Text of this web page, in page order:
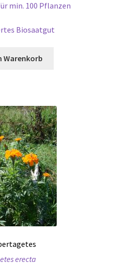
min. 100 Pflanzen
Biosaatgut
Warenkorb
erecta